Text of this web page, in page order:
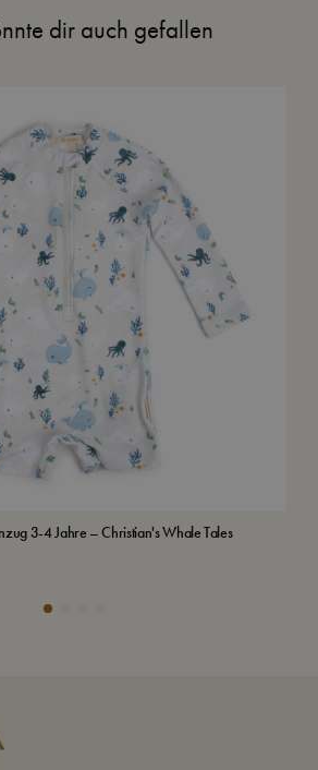
dir auch gefallen
3-4 Jahre – Christian's Whale Tales